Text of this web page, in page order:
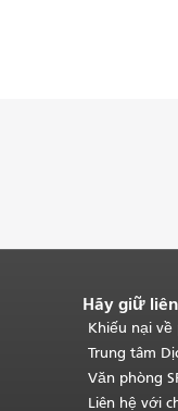
Hãy giữ
Khiếu nại
Trung tâm
Văn phòng
Liên hệ với